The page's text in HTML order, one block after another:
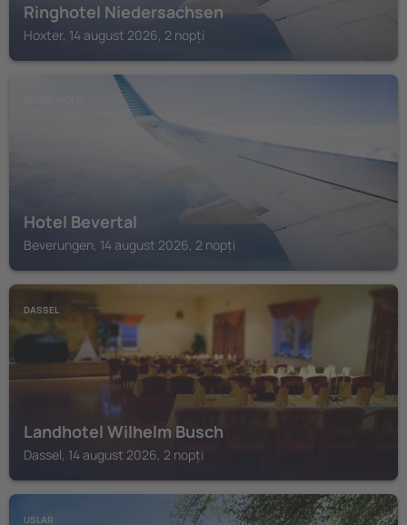
Ringhotel Niedersachsen
Hoxter, 14 august 2026, 2 nopți
Hotel Bevertal
Beverungen, 14 august 2026, 2 nopți
DASSEL
Landhotel Wilhelm Busch
Dassel, 14 august 2026, 2 nopți
USLAR